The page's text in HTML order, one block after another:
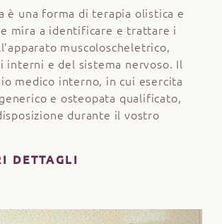
è una forma di terapia olistica e
mira a identificare e trattare i
muscoloscheletrico,
interni e del sistema nervoso. Il
medico interno, in cui esercita
e osteopata qualificato,
durante il vostro
DETTAGLI